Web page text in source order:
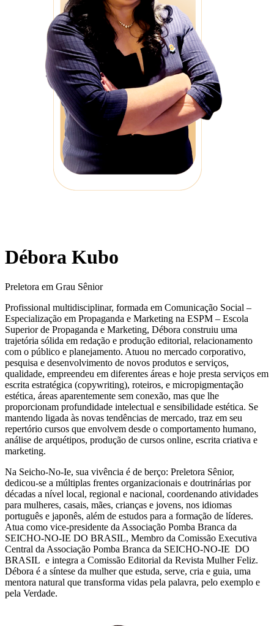
Débora Kubo
Preletora em Grau Sênior
Profissional multidisciplinar, formada em Comunicação Social –
Especialização em Propaganda e Marketing na ESPM – Escola
Superior de Propaganda e Marketing, Débora construiu uma
trajetória sólida em redação e produção editorial, relacionamento
com o público e planejamento. Atuou no mercado corporativo,
pesquisa e desenvolvimento de novos produtos e serviços,
qualidade, empreendeu em diferentes áreas e hoje presta serviços em
escrita estratégica (copywriting), roteiros, e micropigmentação
estética, áreas aparentemente sem conexão, mas que lhe
proporcionam profundidade intelectual e sensibilidade estética. Se
mantendo ligada às novas tendências de mercado, traz em seu
repertório cursos que envolvem desde o comportamento humano,
análise de arquétipos, produção de cursos online, escrita criativa e
marketing.
Na Seicho-No-Ie, sua vivência é de berço: Preletora Sênior,
dedicou-se a múltiplas frentes organizacionais e doutrinárias por
décadas a nível local, regional e nacional, coordenando atividades
para mulheres, casais, mães, crianças e jovens, nos idiomas
português e japonês, além de estudos para a formação de líderes.
Atua como vice-presidente da Associação Pomba Branca da
SEICHO-NO-IE DO BRASIL, Membro da Comissão Executiva
Central da Associação Pomba Branca da SEICHO-NO-IE DO
BRASIL e integra a Comissão Editorial da Revista Mulher Feliz.
Débora é a síntese da mulher que estuda, serve, cria e guia, uma
mentora natural que transforma vidas pela palavra, pelo exemplo e
pela Verdade.